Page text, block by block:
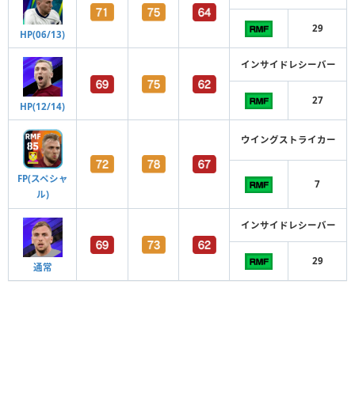
HP(06/13) 29
HP(12/14)
インサイドレシーバー
27
FP(スペシャ
ル)
ウイングストライカー
7
通常
インサイドレシーバー
29